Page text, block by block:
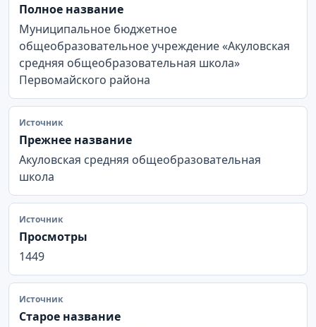
Полное название
Муниципальное бюджетное
общеобразовательное учреждение «Акуловская
средняя общеобразовательная школа»
Первомайского района
Источник
Прежнее название
Акуловская средняя общеобразовательная
школа
Источник
Просмотры
1449
Источник
Старое название